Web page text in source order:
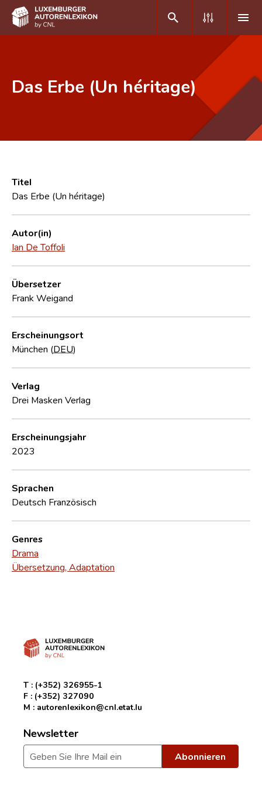
Häufige Fragen und Antworten
CNL
Forschungsgruppe
Kontakt
Das Erbe (Un héritage)
Titel
Das Erbe (Un héritage)
Autor(in)
Ian De Toffoli
Übersetzer
Frank Weigand
Erscheinungsort
München (DEU)
Verlag
Drei Masken Verlag
Erscheinungsjahr
2023
Sprachen
Deutsch Französisch
Genres
Drama
Übersetzung, Adaptation
T : (+352) 326955-1
F : (+352) 327090
M : autorenlexikon@cnl.etat.lu
Newsletter